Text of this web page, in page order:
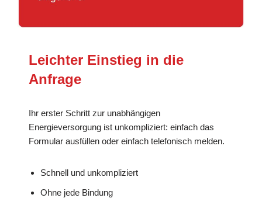
Leichter Einstieg in die
Anfrage
Ihr erster Schritt zur unabhängigen
Energieversorgung ist unkompliziert: einfach das
Formular ausfüllen oder einfach telefonisch melden.
Schnell und unkompliziert
Ohne jede Bindung